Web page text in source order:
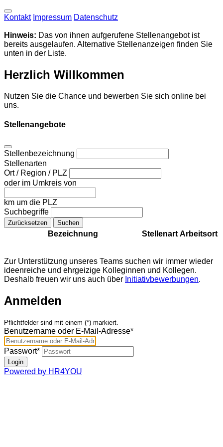
Kontakt Impressum Datenschutz
Hinweis: Das von ihnen aufgerufene Stellenangebot ist
bereits ausgelaufen. Alternative Stellenanzeigen finden Sie
unten in der Liste.
Herzlich Willkommen
Nutzen Sie die Chance und bewerben Sie sich online bei
uns.
Stellenangebote
Stellenbezeichnung
Stellenarten
Ort / Region / PLZ
oder im Umkreis von
km um die PLZ
Suchbegriffe
Bezeichnung Stellenart Arbeitsort
Zur Unterstützung unseres Teams suchen wir immer wieder
ideenreiche und ehrgeizige Kolleginnen und Kollegen.
Deshalb freuen wir uns auch über Initiativbewerbungen.
Anmelden
Pflichtfelder sind mit einem (*) markiert.
Benutzername oder E-Mail-Adresse*
Passwort*
Powered by HR4YOU